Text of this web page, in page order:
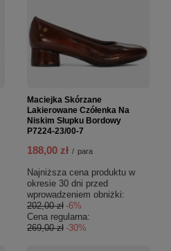
Maciejka Skórzane
Lakierowane Czółenka Na
Niskim Słupku Bordowy
P7224-23/00-7
188,00 zł / para
Najniższa cena produktu w
okresie 30 dni przed
wprowadzeniem obniżki:
202,00 zł -6%
Cena regularna:
269,00 zł -30%